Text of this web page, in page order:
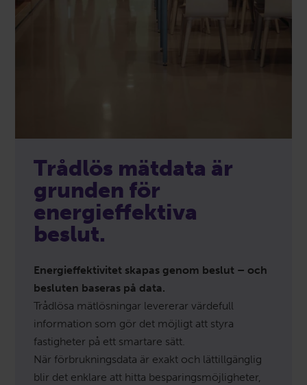
Trådlös mätdata är
grunden för
energieffektiva
beslut.
Energieffektivitet skapas genom beslut – och
besluten baseras på data.
Trådlösa mätlösningar levererar värdefull
information som gör det möjligt att styra
fastigheter på ett smartare sätt.
När förbrukningsdata är exakt och lättillgänglig
blir det enklare att hitta besparingsmöjligheter,